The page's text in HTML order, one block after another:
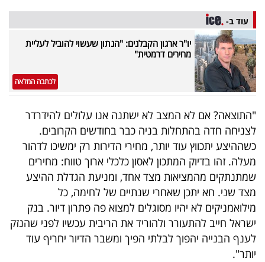
עוד ב-
יו"ר ארגון הקבלנים: "הנתון שעשוי להוביל לעליית
מחירים דרמטית"
לכתבה המלאה
"התוצאה? אם לא המצב לא ישתנה אנו עלולים להידרדר
לצניחה חדה בהתחלות בניה כבר בחודשים הקרובים.
כשההיצע יתכווץ עוד יותר, מחירי הדירות רק ימשיכו לדהור
מעלה. זהו בדיוק המתכון לאסון כלכלי ארוך טווח: מחירים
שמתנתקים מהמציאות מצד אחד, ומניעת הגדלת ההיצע
מצד שני. חא יתכן שאחרי שנתיים של לחימה, כל
מילואמניקים לא יהיו מסוגלים למצוא פה פתרון דיור. בנק
ישראל חייב להתעורר ולהוריד את הריבית עכשיו לפני שהנזק
לענף הבנייה יהפוך לבלתי הפיך ומשבר הדיור יחריף עוד
יותר".